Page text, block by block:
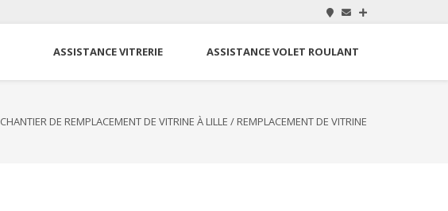
ASSISTANCE VITRERIE ASSISTANCE VOLET ROULANT
CHANTIER DE REMPLACEMENT DE VITRINE À LILLE / REMPLACEMENT DE VITRINE